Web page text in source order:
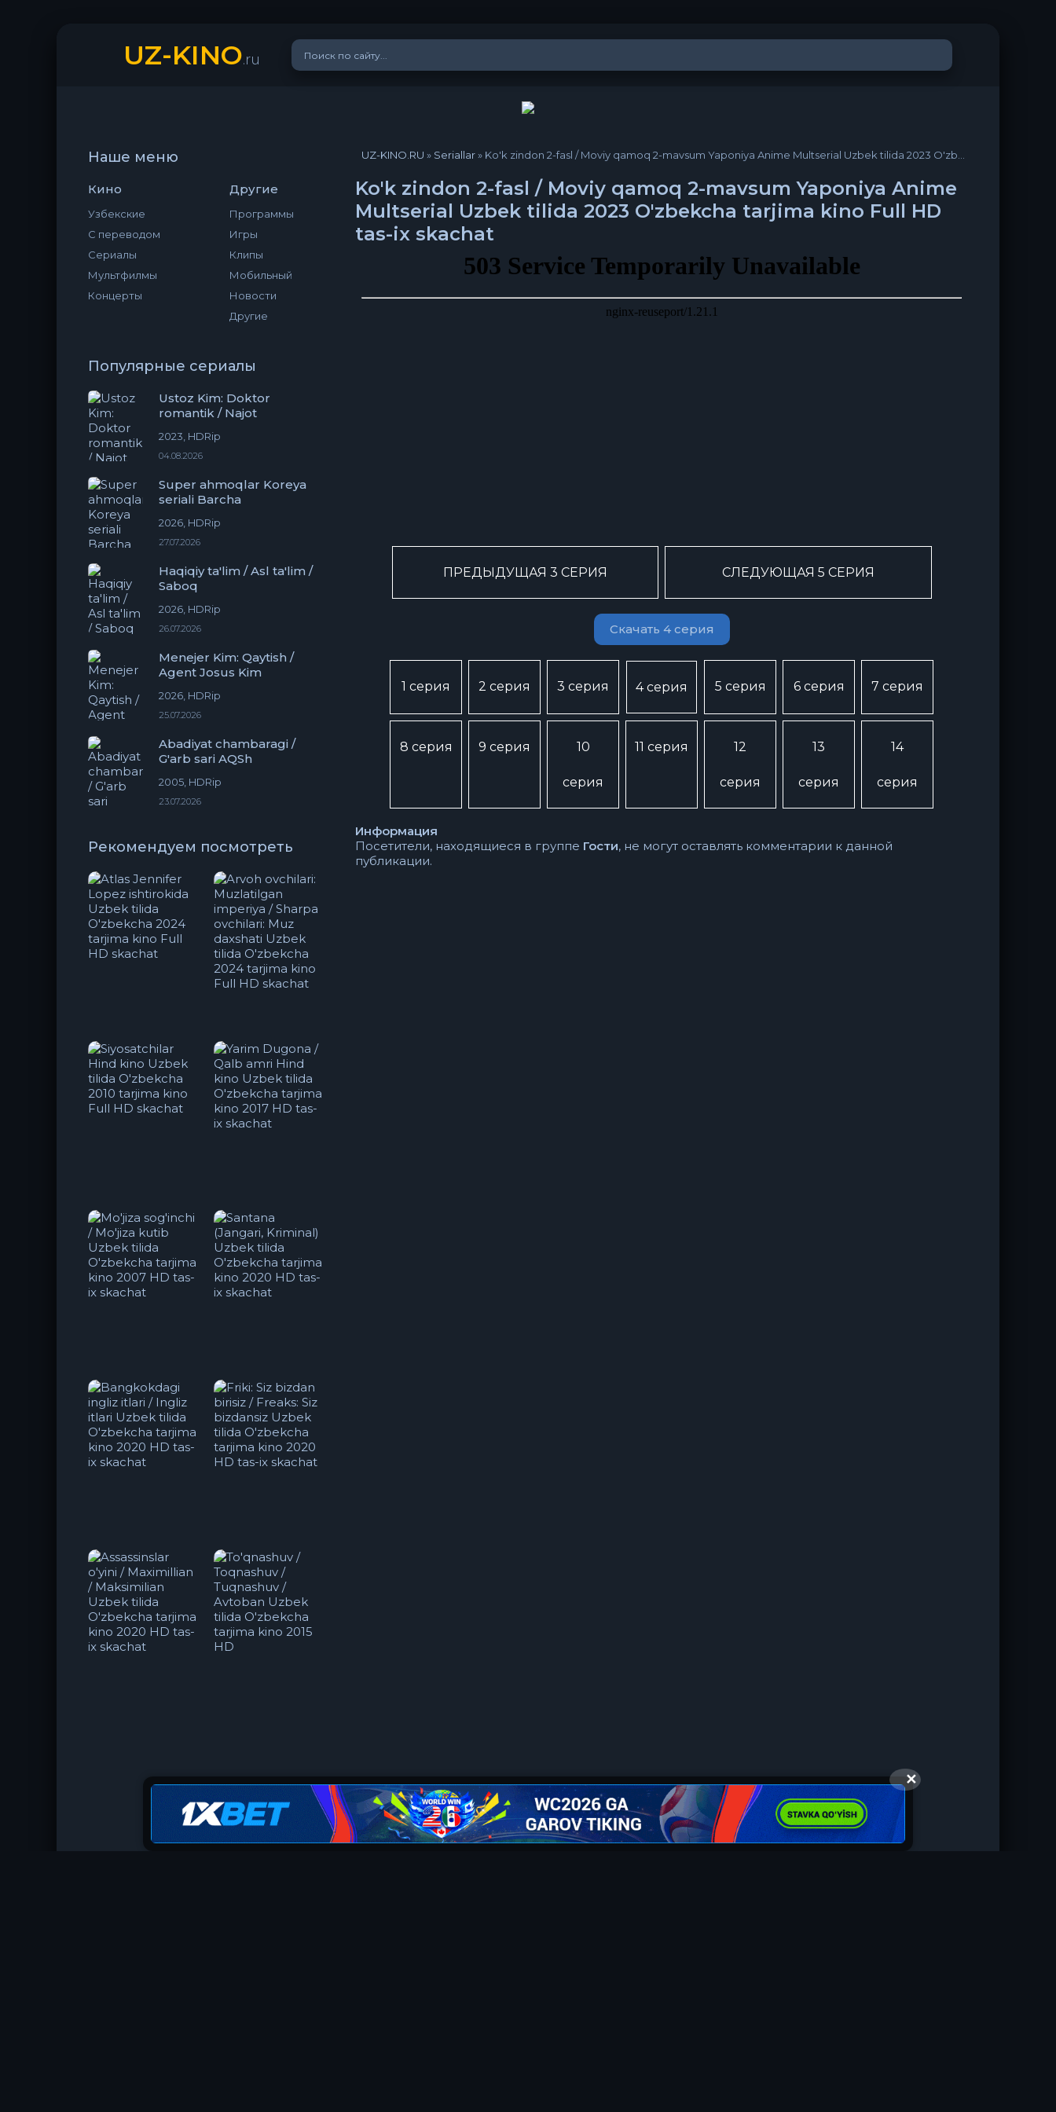
UZ-KINO.ru
Наше меню
Кино
Узбекские
С переводом
Сериалы
Мультфилмы
Концерты
Другие
Программы
Игры
Клипы
Мобильный
Новости
Другие
Популярные сериалы
Ustoz Kim: Doktor
romantik / Najot
2023, HDRip
04.08.2026
Super ahmoqlar Koreya
seriali Barcha
2026, HDRip
27.07.2026
Haqiqiy ta'lim / Asl ta'lim /
Saboq
2026, HDRip
26.07.2026
Menejer Kim: Qaytish /
Agent Josus Kim
2026, HDRip
25.07.2026
Abadiyat chambaragi /
G'arb sari AQSh
2005, HDRip
23.07.2026
Рекомендуем посмотреть
UZ-KINO.RU » Seriallar» Ko'k zindon 2-fasl / Moviy qamoq 2-mavsum Yaponiya Anime Multserial Uzbek tilida 2023 O'zbekcha tarjima kino Full HD tas-ix skachat
Ko'k zindon 2-fasl / Moviy qamoq 2-mavsum Yaponiya Anime
Multserial Uzbek tilida 2023 O'zbekcha tarjima kino Full HD
tas-ix skachat
ПРЕДЫДУЩАЯ 3 СЕРИЯ СЛЕДУЮЩАЯ 5 СЕРИЯ
Скачать 4 серия
1 серия 2 серия 3 серия 4 серия 5 серия 6 серия 7 серия
8 серия 9 серия 10
серия
11 серия 12
серия
13
серия
14
серия
Информация
Посетители, находящиеся в группе Гости, не могут оставлять комментарии к данной
публикации.
✕